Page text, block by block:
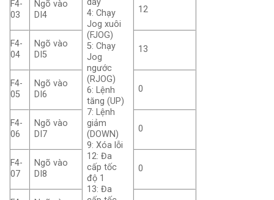
dây
4: Chạy
Jog xuôi
(FJOG)
5: Chạy
Jog
ngước
(RJOG)
6: Lệnh
tăng (UP)
7: Lệnh
giảm
(DOWN)
9: Xóa lỗi
12: Đa
cấp tốc
độ 1
13: Đa
F4-
03
Ngõ vào
DI4
12
F4-
04
Ngõ vào
DI5
13
F4-
05
Ngõ vào
DI6
0
F4-
06
Ngõ vào
DI7
0
F4-
07
Ngõ vào
DI8
0